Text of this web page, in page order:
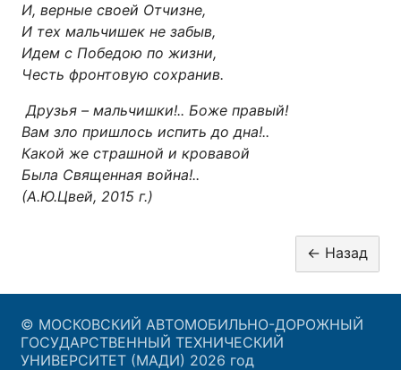
И, верные своей Отчизне,
И тех мальчишек не забыв,
Идем с Победою по жизни,
Честь фронтовую сохранив.
Друзья – мальчишки!.. Боже правый!
Вам зло пришлось испить до дна!..
Какой же страшной и кровавой
Была Священная война!..
(А.Ю.Цвей, 2015 г.)
© МОСКОВСКИЙ АВТОМОБИЛЬНО-ДОРОЖНЫЙ
ГОСУДАРСТВЕННЫЙ ТЕХНИЧЕСКИЙ
УНИВЕРСИТЕТ (МАДИ) 2026 год